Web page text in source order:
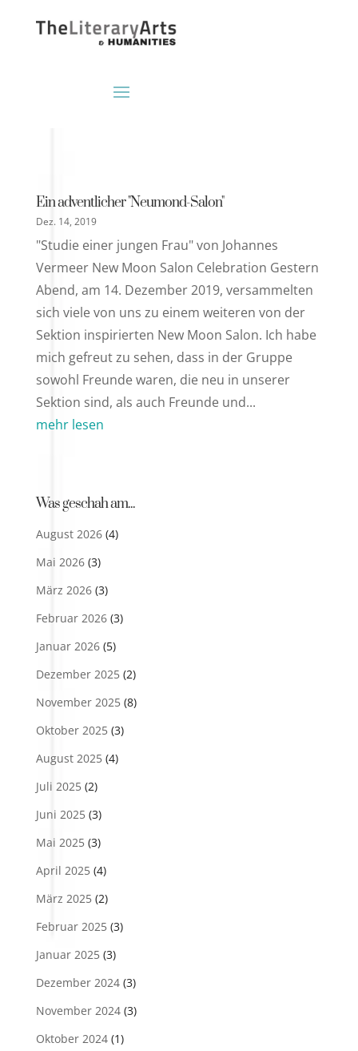
Ein adventlicher "Neumond-Salon"
Dez. 14, 2019
"Studie einer jungen Frau" von Johannes
Vermeer New Moon Salon Celebration Gestern
Abend, am 14. Dezember 2019, versammelten
sich viele von uns zu einem weiteren von der
Sektion inspirierten New Moon Salon. Ich habe
mich gefreut zu sehen, dass in der Gruppe
sowohl Freunde waren, die neu in unserer
Sektion sind, als auch Freunde und...
mehr lesen
Was geschah am...
August 2026(4)
Mai 2026(3)
März 2026(3)
Februar 2026(3)
Januar 2026(5)
Dezember 2025(2)
November 2025(8)
Oktober 2025(3)
August 2025(4)
Juli 2025(2)
Juni 2025(3)
Mai 2025(3)
April 2025(4)
März 2025(2)
Februar 2025(3)
Januar 2025(3)
Dezember 2024(3)
November 2024(3)
Oktober 2024(1)